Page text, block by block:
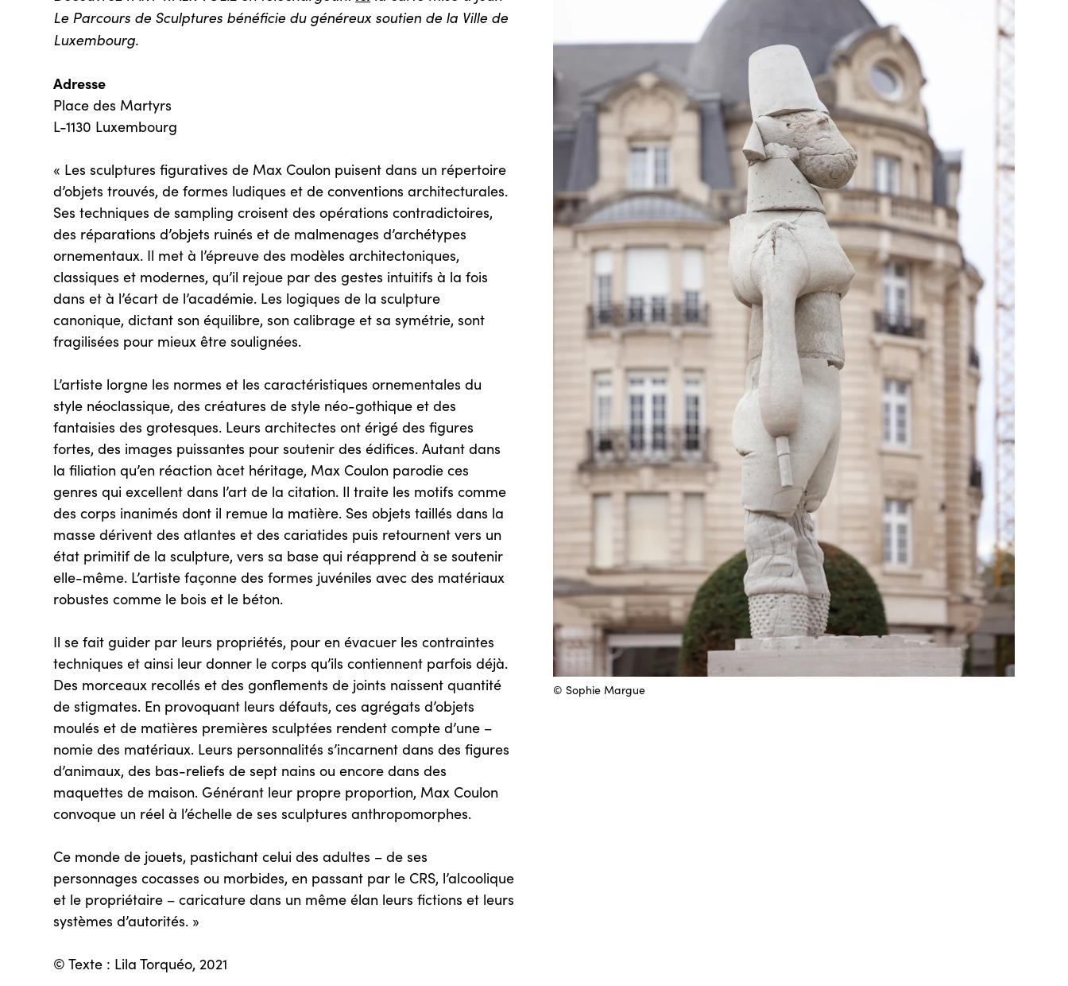
Le Parcours de Sculptures bénéficie du généreux soutien de la Ville de
Luxembourg.
Adresse
Place des Martyrs
L-1130 Luxembourg
« Les sculptures figuratives de Max Coulon puisent dans un répertoire
d’objets trouvés, de formes ludiques et de conventions architecturales.
Ses techniques de sampling croisent des opérations contradictoires,
des réparations d’objets ruinés et de malmenages d’archétypes
ornementaux. Il met à l’épreuve des modèles architectoniques,
classiques et modernes, qu’il rejoue par des gestes intuitifs à la fois
dans et à l’écart de l’académie. Les logiques de la sculpture
canonique, dictant son équilibre, son calibrage et sa symétrie, sont
fragilisées pour mieux être soulignées.
L’artiste lorgne les normes et les caractéristiques ornementales du
style néoclassique, des créatures de style néo-gothique et des
fantaisies des grotesques. Leurs architectes ont érigé des figures
fortes, des images puissantes pour soutenir des édifices. Autant dans
la filiation qu’en réaction àcet héritage, Max Coulon parodie ces
genres qui excellent dans l’art de la citation. Il traite les motifs comme
des corps inanimés dont il remue la matière. Ses objets taillés dans la
masse dérivent des atlantes et des cariatides puis retournent vers un
état primitif de la sculpture, vers sa base qui réapprend à se soutenir
elle-même. L’artiste façonne des formes juvéniles avec des matériaux
robustes comme le bois et le béton.
Il se fait guider par leurs propriétés, pour en évacuer les contraintes
techniques et ainsi leur donner le corps qu’ils contiennent parfois déjà.
Des morceaux recollés et des gonflements de joints naissent quantité
de stigmates. En provoquant leurs défauts, ces agrégats d’objets
moulés et de matières premières sculptées rendent compte d’une –
nomie des matériaux. Leurs personnalités s’incarnent dans des figures
d’animaux, des bas-reliefs de sept nains ou encore dans des
maquettes de maison. Générant leur propre proportion, Max Coulon
convoque un réel à l’échelle de ses sculptures anthropomorphes.
Ce monde de jouets, pastichant celui des adultes – de ses
personnages cocasses ou morbides, en passant par le CRS, l’alcoolique
et le propriétaire – caricature dans un même élan leurs fictions et leurs
systèmes d’autorités. »
© Texte : Lila Torquéo, 2021
© Sophie Margue